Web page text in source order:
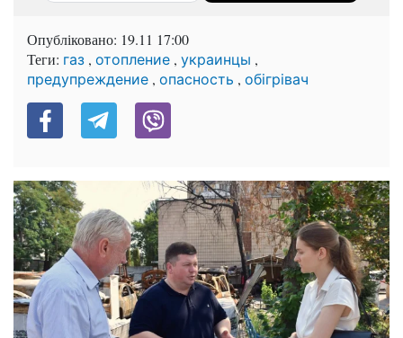
Опубліковано: 19.11 17:00
Теги: газ , отопление , украинцы ,
предупреждение , опасность , обігрівач